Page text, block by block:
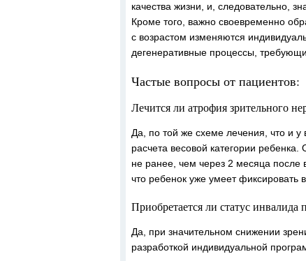
качества жизни, и, следовательно,
Кроме того, важно своевременно
с возрастом изменяются
дегенеративные процессы,
Частые вопросы от пациентов:
Лечится ли атрофия зрительного
Да, по той же схеме лечения, что и у
расчета весовой категории
не ранее, чем через 2 месяца после
что ребенок уже умеет фиксировать
Приобретается ли статус инвалида
Да, при значительном снижении
разработкой индивидуальной